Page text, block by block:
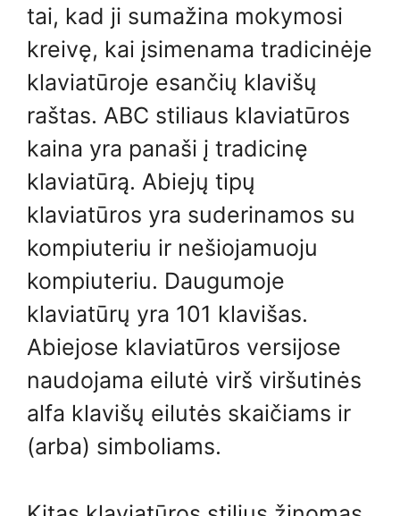
tai, kad ji sumažina mokymosi
kreivę, kai įsimenama tradicinėje
klaviatūroje esančių klavišų
raštas. ABC stiliaus klaviatūros
kaina yra panaši į tradicinę
klaviatūrą. Abiejų tipų
klaviatūros yra suderinamos su
kompiuteriu ir nešiojamuoju
kompiuteriu. Daugumoje
klaviatūrų yra 101 klavišas.
Abiejose klaviatūros versijose
naudojama eilutė virš viršutinės
alfa klavišų eilutės skaičiams ir
(arba) simboliams.